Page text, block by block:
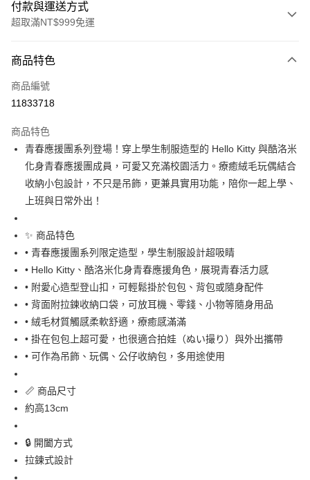
付款與運送方式
超取滿NT$999免運
信用卡一次付款
信用卡分期付款
合作金庫商業銀行
華南商業銀行
彰化商業銀行
上海商業儲蓄銀行
台北富邦商業銀行
國泰世華商業銀行
兆豐國際商業銀行
臺灣中小企業銀行
元大商業銀行
玉山商業銀行
星展（台灣）商業銀行
台新國際商業銀行
中國信託商業銀行
台灣樂天信用卡公司
超商取貨付款
LINE Pay
Apple Pay
街口支付
Google Pay
運送方式
全家取貨付款
每筆NT$65，滿NT$999(含以上)免運費
付款後全家取貨
每筆NT$65，滿NT$999(含以上)免運費
7-11取貨付款
每筆NT$65，滿NT$999(含以上)免運費
商品特色
商品編號
11833718
商品特色
青春應援團系列登場！穿上學生制服造型的 Hello Kitty 與酷洛米
化身青春應援團成員，可愛又充滿校園活力。療癒絨毛玩偶結合
收納小包設計，不只是吊飾，更兼具實用功能，陪你一起上學、
上班與日常外出！
✨ 商品特色
• 青春應援團系列限定造型，學生制服設計超吸睛
• Hello Kitty、酷洛米化身青春應援角色，展現青春活力感
• 附愛心造型登山扣，可輕鬆掛於包包、背包或隨身配件
• 背面附拉鍊收納口袋，可放耳機、零錢、小物等隨身用品
• 絨毛材質觸感柔軟舒適，療癒感滿滿
• 掛在包包上超可愛，也很適合拍娃（ぬい撮り）與外出攜帶
• 可作為吊飾、玩偶、公仔收納包，多用途使用
📏 商品尺寸
約高13cm
🔒 開闔方式
拉鍊式設計